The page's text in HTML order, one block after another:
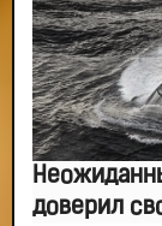
доверил